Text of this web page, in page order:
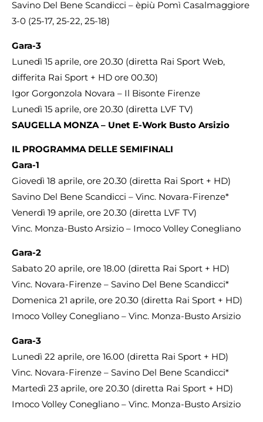
Savino Del Bene Scandicci – èpiù Pomì Casalmaggiore
3-0 (25-17, 25-22, 25-18)
Gara-3
Lunedì 15 aprile, ore 20.30 (diretta Rai Sport Web,
differita Rai Sport + HD ore 00.30)
Igor Gorgonzola Novara – Il Bisonte Firenze
Lunedì 15 aprile, ore 20.30 (diretta LVF TV)
SAUGELLA MONZA – Unet E-Work Busto Arsizio
IL PROGRAMMA DELLE SEMIFINALI
Gara-1
Giovedì 18 aprile, ore 20.30 (diretta Rai Sport + HD)
Savino Del Bene Scandicci – Vinc. Novara-Firenze*
Venerdì 19 aprile, ore 20.30 (diretta LVF TV)
Vinc. Monza-Busto Arsizio – Imoco Volley Conegliano
Gara-2
Sabato 20 aprile, ore 18.00 (diretta Rai Sport + HD)
Vinc. Novara-Firenze – Savino Del Bene Scandicci*
Domenica 21 aprile, ore 20.30 (diretta Rai Sport + HD)
Imoco Volley Conegliano – Vinc. Monza-Busto Arsizio
Gara-3
Lunedì 22 aprile, ore 16.00 (diretta Rai Sport + HD)
Vinc. Novara-Firenze – Savino Del Bene Scandicci*
Martedì 23 aprile, ore 20.30 (diretta Rai Sport + HD)
Imoco Volley Conegliano – Vinc. Monza-Busto Arsizio